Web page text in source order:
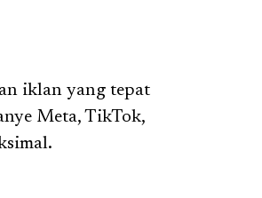
iklan yang tepat
Meta, TikTok,